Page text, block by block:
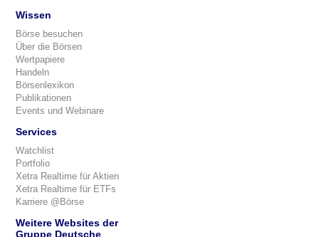
Wissen
Börse besuchen
Über die Börsen
Wertpapiere
Handeln
Börsenlexikon
Publikationen
Events und Webinare
Services
Watchlist
Portfolio
Xetra Realtime für Aktien
Xetra Realtime für ETFs
Karriere @Börse
Weitere Websites der
Gruppe Deutsche